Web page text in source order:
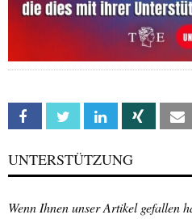
Facebook Twitter Linkedin Xing
UNTERSTÜTZUNG
Wenn Ihnen unser Artikel gefallen